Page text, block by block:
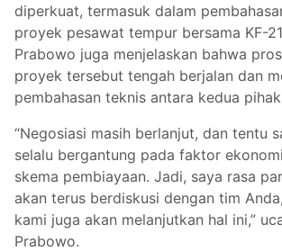
diperkuat, termasuk dalam
proyek pesawat tempur bersama KF-
Prabowo juga menjelaskan bahwa
proyek tersebut tengah berjalan dan
pembahasan teknis antara kedua
“Negosiasi masih berlanjut, dan tentu
selalu bergantung pada faktor
skema pembiayaan. Jadi, saya rasa
akan terus berdiskusi dengan tim
kami juga akan melanjutkan hal ini,”
Prabowo.